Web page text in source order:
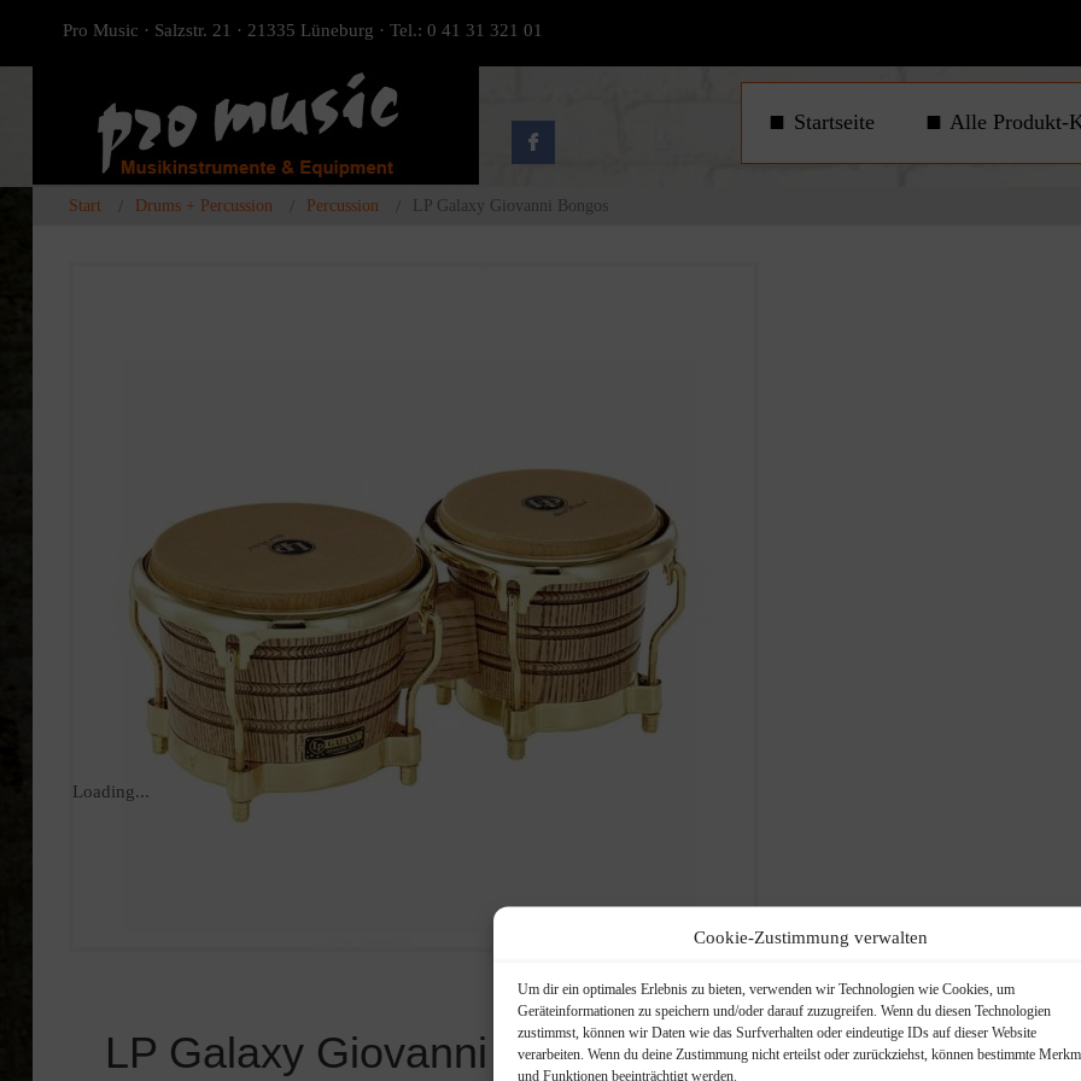
Cookie-Zustimmung verwalten
Um dir ein optimales Erlebnis zu bieten, verwenden wir Technologien wie Cookies, um
Geräteinformationen zu speichern und/oder darauf zuzugreifen. Wenn du diesen Technologien
zustimmst, können wir Daten wie das Surfverhalten oder eindeutige IDs auf dieser Website
verarbeiten. Wenn du deine Zustimmung nicht erteilst oder zurückziehst, können bestimmte
und Funktionen beeinträchtigt werden.
Pro Music · Salzstr. 21 · 21335 Lüneburg · Tel.: 0 41 31 321 01
Startseite Alle Produkt-
Start Drums + Percussion Percussion LP Galaxy Giovanni Bongos
Loading...
LP Galaxy Giovanni Bongos